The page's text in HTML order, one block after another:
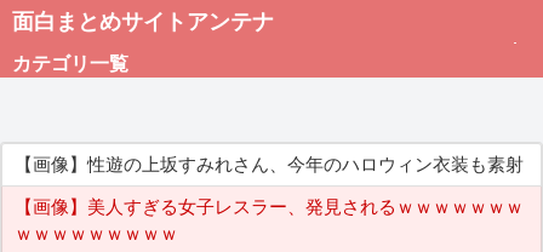
面白まとめサイトアンテナ
カテゴリ一覧
総合
【画像】性遊の上坂すみれさん、今年のハロウィン衣装も素射
【画像】美人すぎる女子レスラー、発見されるｗｗｗｗｗｗｗ
ｗｗｗｗｗｗｗｗｗ